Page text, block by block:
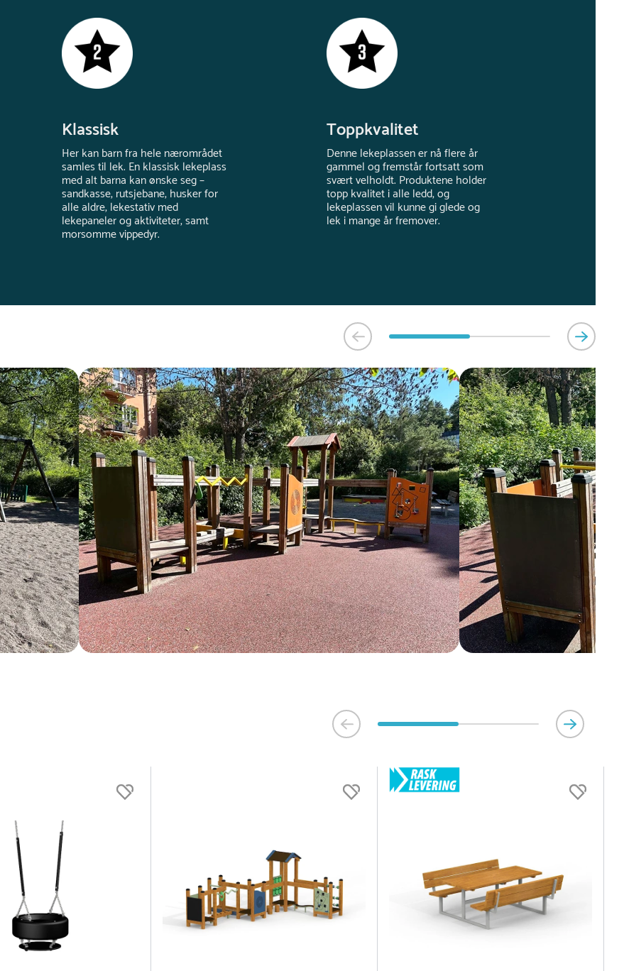
Klassisk
Her kan barn fra hele nærområdet
samles til lek. En klassisk lekeplass
med alt barna kan ønske seg –
sandkasse, rutsjebane, husker for
alle aldre, lekestativ med
lekepaneler og aktiviteter, samt
morsomme vippedyr.
Toppkvalitet
Denne lekeplassen er nå flere år
gammel og fremstår fortsatt som
svært velholdt. Produktene holder
topp kvalitet i alle ledd, og
lekeplassen vil kunne gi glede og
lek i mange år fremover.